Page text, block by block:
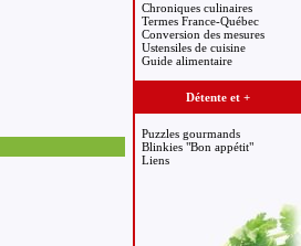
Chroniques culinaires
Termes France-Québec
Conversion des mesures
Ustensiles de cuisine
Guide alimentaire
Détente et +
Puzzles gourmands
Blinkies "Bon appétit"
Liens